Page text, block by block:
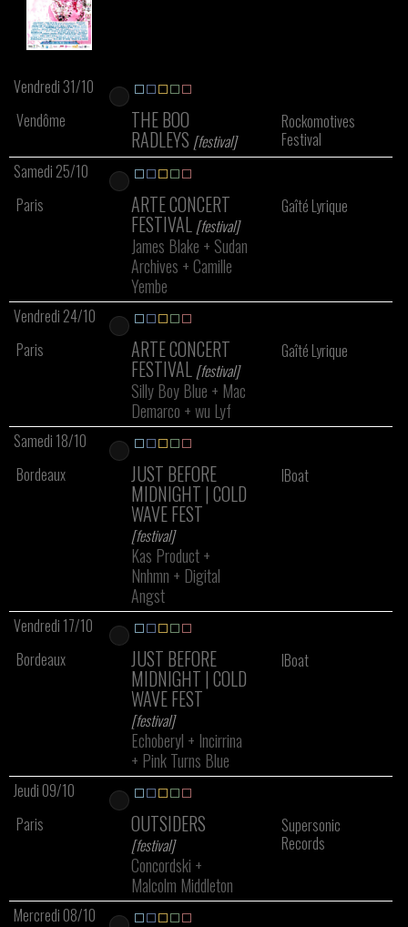
Vendredi 31/10
Vendôme
THE BOO
RADLEYS [festival]
Rockomotives
Festival
Samedi 25/10
Paris
ARTE CONCERT
FESTIVAL [festival]
James Blake + Sudan
Archives + Camille
Yembe
Gaîté Lyrique
Vendredi 24/10
Paris
ARTE CONCERT
FESTIVAL [festival]
Silly Boy Blue + Mac
Demarco +wu Lyf
Gaîté Lyrique
Samedi 18/10
Bordeaux
JUST BEFORE
MIDNIGHT | COLD
WAVE FEST
[festival]
Kas Product+
Nnhmn + Digital
Angst
IBoat
Vendredi 17/10
Bordeaux
JUST BEFORE
MIDNIGHT | COLD
WAVE FEST
[festival]
Echoberyl + Incirrina
+ Pink Turns Blue
IBoat
Jeudi 09/10
Paris
OUTSIDERS
[festival]
Concordski +
Malcolm Middleton
Supersonic
Records
Mercredi 08/10